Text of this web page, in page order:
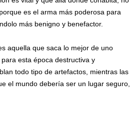
es el arma más poderosa para
más benigno y benefactor.
aquella que saca lo mejor de uno
esta época destructiva y
todo tipo de artefactos, mientras las
el mundo debería ser un lugar seguro,